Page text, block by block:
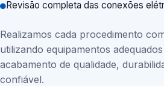
Revisão completa das conexões
Realizamos cada procedimento
utilizando equipamentos
acabamento de qualidade,
confiável.